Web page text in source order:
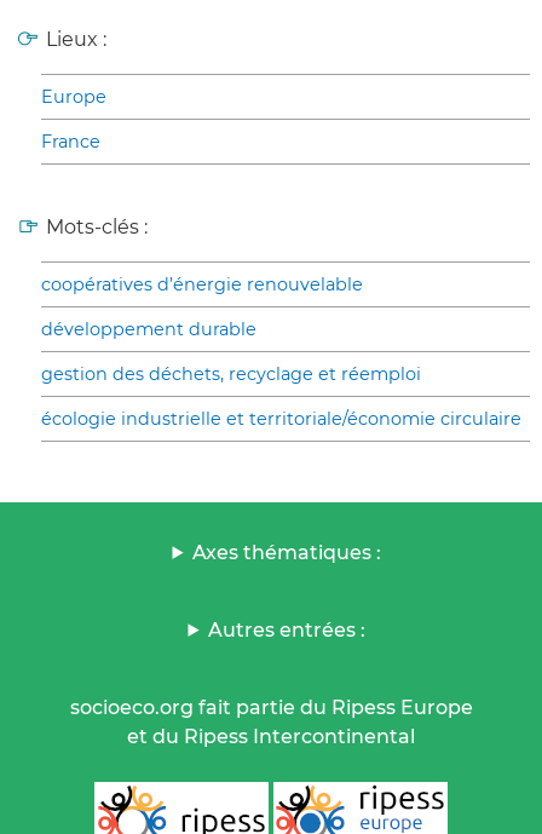
Lieux :
Europe
France
Mots-clés :
coopératives d’énergie renouvelable
développement durable
gestion des déchets, recyclage et réemploi
écologie industrielle et territoriale/économie circulaire
Axes thématiques :
Autres entrées :
socioeco.org fait partie du Ripess Europe
et du Ripess Intercontinental